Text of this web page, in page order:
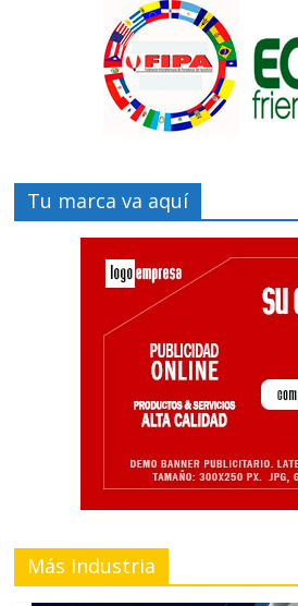
Tu marca va aquí
Más Industria